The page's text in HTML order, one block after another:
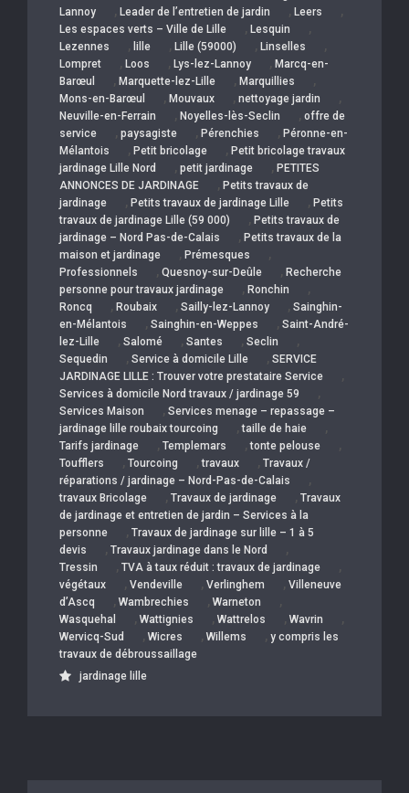
Lannoy , Leader de l’entretien de jardin , Leers ,
Les espaces verts – Ville de Lille , Lesquin ,
Lezennes , lille , Lille (59000) , Linselles ,
Lompret , Loos , Lys-lez-Lannoy , Marcq-en-
Barœul
, Marquette-lez-Lille , Marquillies ,
Mons-en-Barœul , Mouvaux , nettoyage jardin ,
Neuville-en-Ferrain , Noyelles-lès-Seclin , offre de
service
, paysagiste , Pérenchies , Péronne-en-
Mélantois
, Petit bricolage , Petit bricolage travaux
jardinage Lille Nord
, petit jardinage , PETITES
ANNONCES DE JARDINAGE
, Petits travaux de
jardinage
, Petits travaux de jardinage Lille , Petits
travaux de jardinage Lille (59 000)
, Petits travaux de
jardinage – Nord Pas-de-Calais
, Petits travaux de la
maison et jardinage
, Prémesques ,
Professionnels , Quesnoy-sur-Deûle , Recherche
personne pour travaux jardinage
, Ronchin ,
Roncq , Roubaix , Sailly-lez-Lannoy , Sainghin-
en-Mélantois
, Sainghin-en-Weppes , Saint-André-
lez-Lille
, Salomé , Santes , Seclin ,
Sequedin , Service à domicile Lille , SERVICE
JARDINAGE LILLE : Trouver votre prestataire Service
,
Services à domicile Nord travaux / jardinage 59 ,
Services Maison , Services menage – repassage –
jardinage lille roubaix tourcoing
,taille de haie ,
Tarifs jardinage , Templemars ,tonte pelouse ,
Toufflers , Tourcoing ,travaux , Travaux /
réparations / jardinage – Nord-Pas-de-Calais
,
travaux Bricolage , Travaux de jardinage , Travaux
de jardinage et entretien de jardin – Services à la
personne
, Travaux de jardinage sur lille – 1 à 5
devis
, Travaux jardinage dans le Nord ,
Tressin , TVA à taux réduit : travaux de jardinage ,
végétaux , Vendeville , Verlinghem , Villeneuve
d’Ascq
, Wambrechies , Warneton ,
Wasquehal , Wattignies , Wattrelos , Wavrin ,
Wervicq-Sud , Wicres , Willems , y compris les
travaux de débroussaillage
jardinage lille